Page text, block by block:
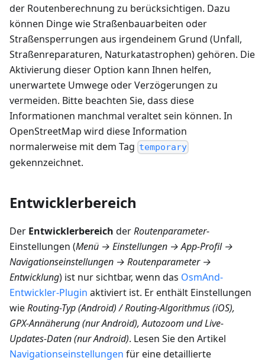
der Routenberechnung zu berücksichtigen. Dazu
können Dinge wie Straßenbauarbeiten oder
Straßensperrungen aus irgendeinem Grund (Unfall,
Straßenreparaturen, Naturkatastrophen) gehören. Die
Aktivierung dieser Option kann Ihnen helfen,
unerwartete Umwege oder Verzögerungen zu
vermeiden. Bitte beachten Sie, dass diese
Informationen manchmal veraltet sein können. In
OpenStreetMap wird diese Information
normalerweise mit dem Tag temporary
gekennzeichnet.
Entwicklerbereich
Der Entwicklerbereich derRoutenparameter-
Einstellungen (Menü → Einstellungen → App-Profil →
Navigationseinstellungen → Routenparameter →
Entwicklung) ist nur sichtbar, wenn das OsmAnd-
Entwickler-Plugin aktiviert ist. Er enthält Einstellungen
wieRouting-Typ (Android) / Routing-Algorithmus (iOS),
GPX-Annäherung (nur Android), Autozoom und Live-
Updates-Daten (nur Android). Lesen Sie den Artikel
Navigationseinstellungen für eine detaillierte